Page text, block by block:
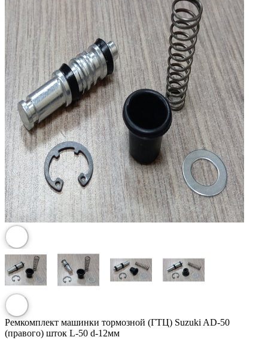
Ремкомплект машинки тормозной (ГТЦ) Suzuki AD-50
(правого) шток L-50 d-12мм